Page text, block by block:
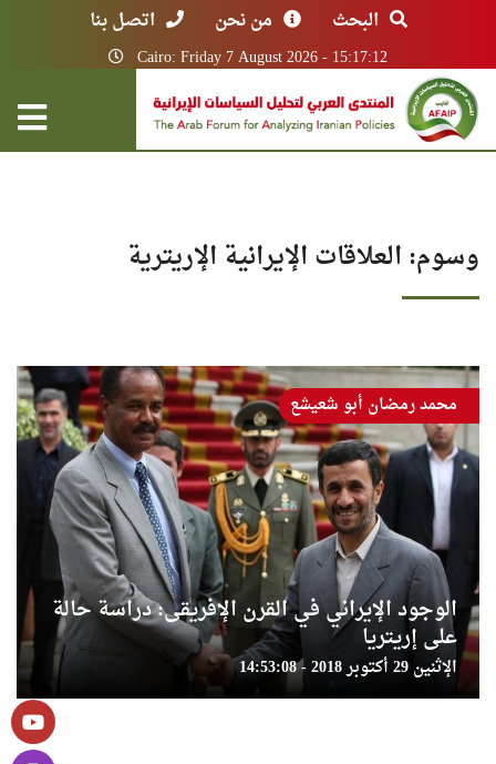
البحث من نحن اتصل بنا
Cairo: Friday 7 August 2026 - 15:17:12
وسوم: العلاقات الإيرانية الإريترية
الوجود الإيراني في القرن الإفريقى: دراسة حالة
على إريتريا
الإثنين 29 أكتوبر 2018 - 14:53:08
محمد رمضان أبو شعيشع